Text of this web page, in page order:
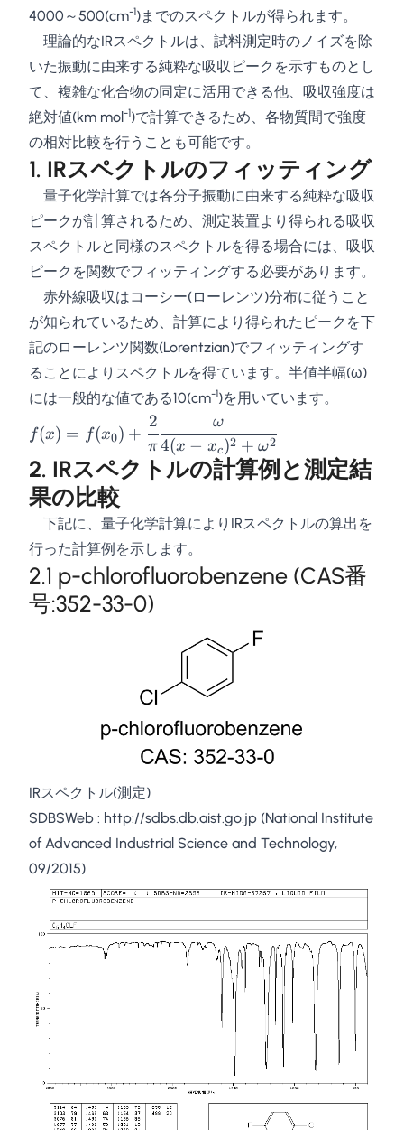
4000～500(cm-1)までのスペクトルが得られます。
理論的なIRスペクトルは、試料測定時のノイズを除
いた振動に由来する純粋な吸収ピークを示すものとし
て、複雑な化合物の同定に活用できる他、吸収強度は
絶対値(km mol-1)で計算できるため、各物質間で強度
の相対比較を行うことも可能です。
1. IRスペクトルのフィッティング
量子化学計算では各分子振動に由来する純粋な吸収
ピークが計算されるため、測定装置より得られる吸収
スペクトルと同様のスペクトルを得る場合には、吸収
ピークを関数でフィッティングする必要があります。
赤外線吸収はコーシー(ローレンツ)分布に従うこと
が知られているため、計算により得られたピークを下
記のローレンツ関数(Lorentzian)でフィッティングす
ることによりスペクトルを得ています。半値半幅(ω)
には一般的な値である10(cm-1)を用いています。
f(x) = f(x_0) +
\cfrac{2}
{\pi}\cfrac{\omega}
{4(x-x_c)^2 +
\omega^2}
f(x) = f(x0) +
π
2
4(x − xc)2 + ω2
ω
2. IRスペクトルの計算例と測定結
果の比較
下記に、量子化学計算によりIRスペクトルの算出を
行った計算例を示します。
2.1 p-chlorofluorobenzene (CAS番
号:352-33-0)
IRスペクトル(測定)
SDBSWeb : http://sdbs.db.aist.go.jp (National Institute
of Advanced Industrial Science and Technology,
09/2015)